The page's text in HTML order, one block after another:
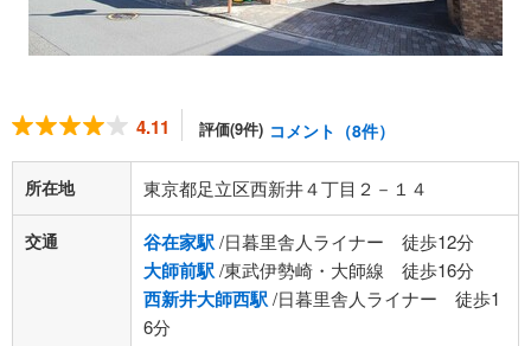
4.11 評価(9件) コメント（8件）
所在地 東京都足立区西新井４丁目２－１４
交通 谷在家駅/日暮里舎人ライナー 徒歩12分
大師前駅/東武伊勢崎・大師線 徒歩16分
西新井大師西駅/日暮里舎人ライナー 徒歩1
6分